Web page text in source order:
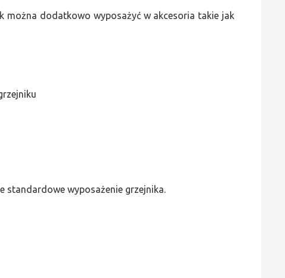
można dodatkowo wyposażyć w akcesoria takie jak
standardowe wyposażenie grzejnika.